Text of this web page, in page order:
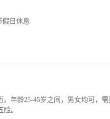
假日休息
年龄25-45岁之间，男女均可，
。